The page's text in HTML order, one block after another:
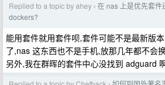
Replied to a topic by ahey › 在 nas 上是优先套件
dockers?
能用套件就用套件呗,套件可能不是最新版
了,nas 这东西也不是手机,放那几年都不会
另外,我在群晖的套件中心没找到 adguard